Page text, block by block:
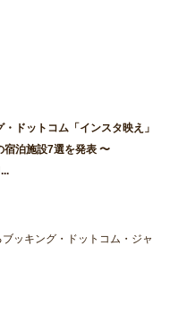
・ドットコム「インスタ映え」
宿泊施設7選を発表 〜
ッキング・ドットコム・ジャ